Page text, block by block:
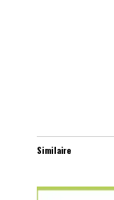
Similaire